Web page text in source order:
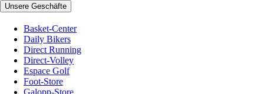
Unsere Geschäfte
Basket-Center
Daily Bikers
Direct Running
Direct-Volley
Espace Golf
Foot-Store
Galopp-Store